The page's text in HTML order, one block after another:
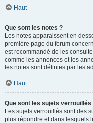
Haut
Que sont les notes ?
Les notes apparaissent en
première page du forum
est recommandé de les
comme les annonces et les
les notes sont définies par les
Haut
Que sont les sujets verrouillés
Les sujets verrouillés sont des
plus répondre et dans lesquels